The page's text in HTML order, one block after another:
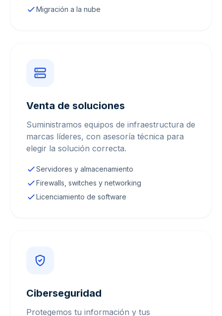
Migración a la nube
Venta de soluciones
Suministramos equipos de infraestructura de
marcas líderes, con asesoría técnica para
elegir la solución correcta.
Servidores y almacenamiento
Firewalls, switches y networking
Licenciamiento de software
Ciberseguridad
Protegemos tu información y tus